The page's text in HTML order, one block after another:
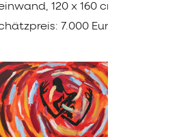
120 x 160 cm
7.000 Euro